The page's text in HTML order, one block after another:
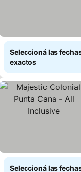
Seleccioná las
exactos
Seleccioná las